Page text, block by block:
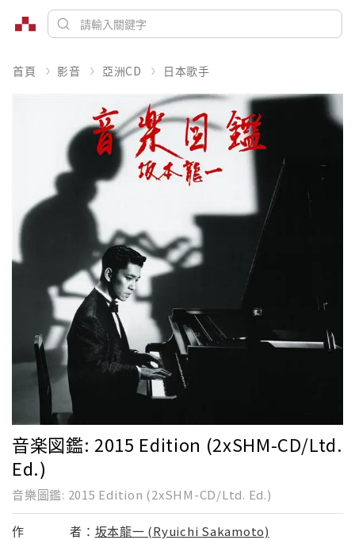
首頁 影音 亞洲CD 日本歌手
音楽図鑑: 2015 Edition (2xSHM-CD/Ltd.
Ed.)
音樂圖鑑: 2015 Edition (2xSHM-CD/Ltd. Ed.)
作 者： 坂本龍一 (Ryuichi Sakamoto)